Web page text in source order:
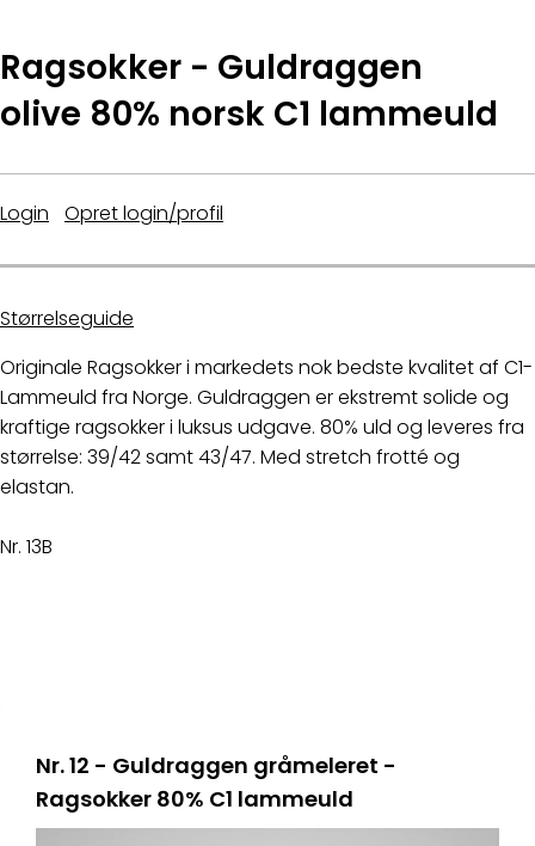
Ragsokker - Guldraggen
olive 80% norsk C1 lammeuld
Login Opret login/profil
Størrelseguide
Originale Ragsokker i markedets nok bedste kvalitet af C1-
Lammeuld fra Norge. Guldraggen er ekstremt solide og
kraftige ragsokker i luksus udgave. 80% uld og leveres fra
størrelse: 39/42 samt 43/47. Med stretch frotté og
elastan.
Nr. 13B
Nr. 12 - Guldraggen gråmeleret -
Ragsokker 80% C1 lammeuld